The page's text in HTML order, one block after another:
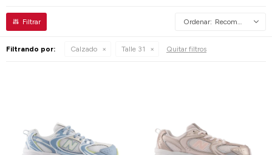
Recomendados
Filtrando por: Calzado Talle 31 Quitar filtros